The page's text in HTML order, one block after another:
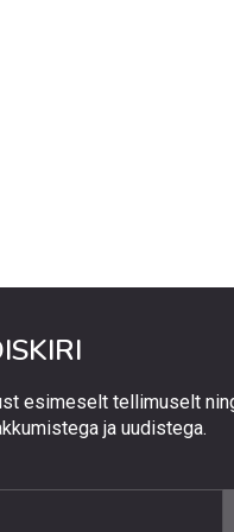
esimeselt tellimuselt
ja uudistega.